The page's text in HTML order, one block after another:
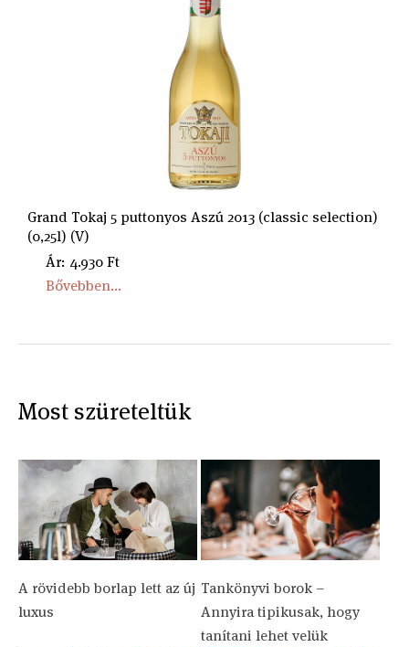
Grand Tokaj 5 puttonyos Aszú 2013 (classic selection)
(0,25l) (V)
Ár: 4.930 Ft
Bővebben...
Most szüreteltük
A rövidebb borlap lett az új
luxus
Tankönyvi borok –
Annyira tipikusak, hogy
tanítani lehet velük